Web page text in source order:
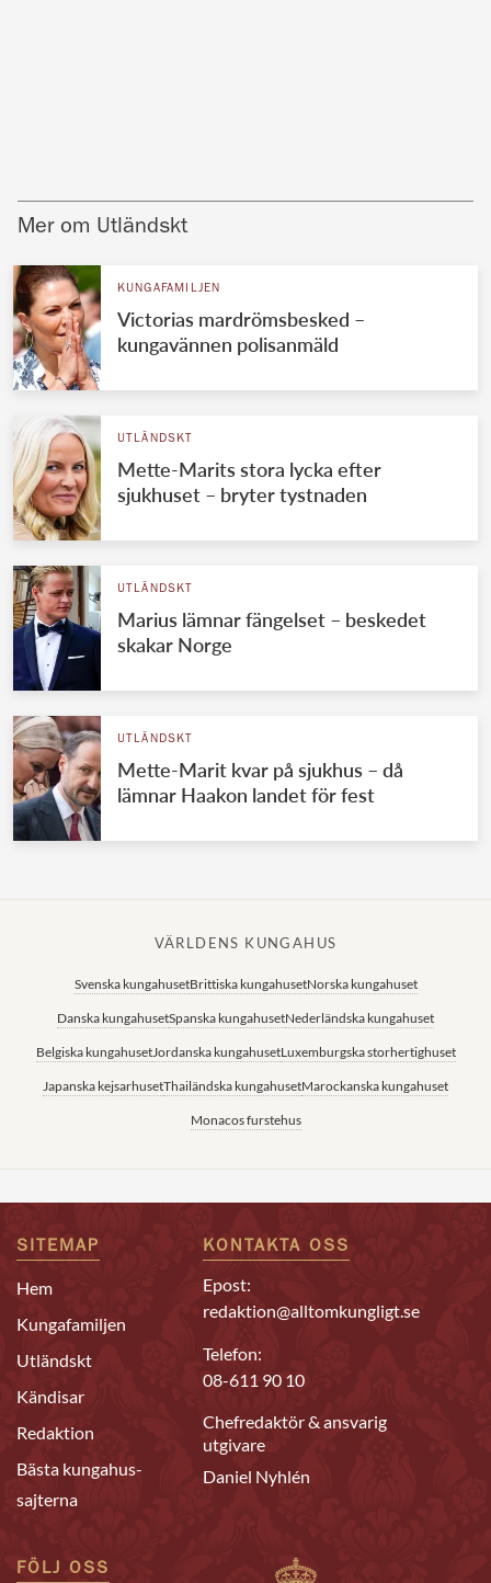
Mer om Utländskt
KUNGAFAMILJEN
Victorias mardrömsbesked –
kungavännen polisanmäld
UTLÄNDSKT
Mette-Marits stora lycka efter
sjukhuset – bryter tystnaden
UTLÄNDSKT
Marius lämnar fängelset – beskedet
skakar Norge
UTLÄNDSKT
Mette-Marit kvar på sjukhus – då
lämnar Haakon landet för fest
VÄRLDENS KUNGAHUS
Svenska kungahusetBrittiska kungahusetNorska kungahuset
Danska kungahusetSpanska kungahusetNederländska kungahuset
Belgiska kungahusetJordanska kungahusetLuxemburgska storhertighuset
Japanska kejsarhusetThailändska kungahusetMarockanska kungahuset
Monacos furstehus
SITEMAP
Hem
Kungafamiljen
Utländskt
Kändisar
Redaktion
Bästa kungahus-
sajterna
KONTAKTA OSS
Epost:
redaktion@alltomkungligt.se
Telefon:
08-611 90 10
Chefredaktör & ansvarig
utgivare
Daniel Nyhlén
FÖLJ OSS